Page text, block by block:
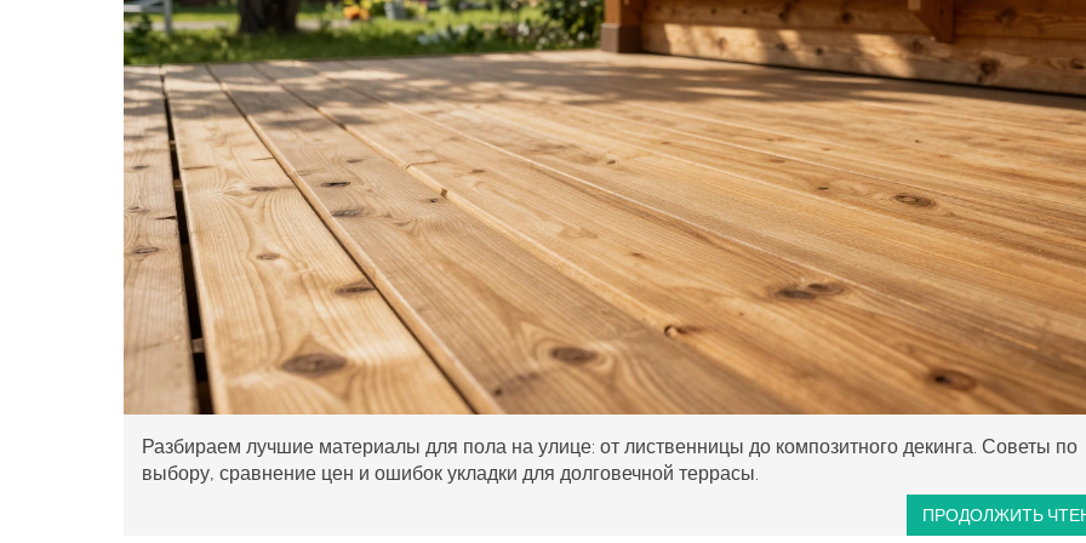
Разбираем лучшие материалы для пола на улице: от лиственницы до композитного декинга. Советы по
выбору, сравнение цен и ошибок укладки для долговечной террасы.
ПРОДОЛЖИТЬ